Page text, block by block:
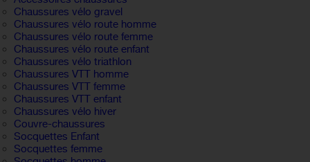
Chaussures vélo gravel
Chaussures vélo route homme
Chaussures vélo route femme
Chaussures vélo route enfant
Chaussures vélo triathlon
Chaussures VTT homme
Chaussures VTT femme
Chaussures VTT enfant
Chaussures vélo hiver
Couvre-chaussures
Socquettes Enfant
Socquettes femme